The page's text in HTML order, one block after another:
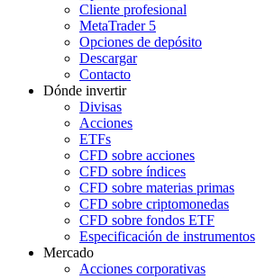
Cliente profesional
MetaTrader 5
Opciones de depósito
Descargar
Contacto
Dónde invertir
Divisas
Acciones
ETFs
CFD sobre acciones
CFD sobre índices
CFD sobre materias primas
CFD sobre criptomonedas
CFD sobre fondos ETF
Especificación de instrumentos
Mercado
Acciones corporativas